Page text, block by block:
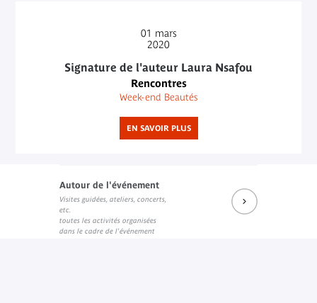
01 mars
2020
Signature de l'auteur Laura Nsafou
Rencontres
Week-end Beautés
EN SAVOIR PLUS
Autour de l'événement
Visites guidées, ateliers, concerts,
etc.
toutes les activités organisées
dans le cadre de l'événement